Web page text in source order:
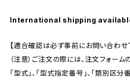
International shipping
【適合確認は必ず事前にお問い合わせ下
（注意）ご注文の際には、注文フォーム
「型式」、「型式指定番号」、「類別区分